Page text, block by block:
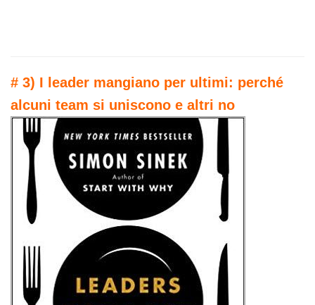
# 3) I leader mangiano per ultimi: perché
alcuni team si uniscono e altri no